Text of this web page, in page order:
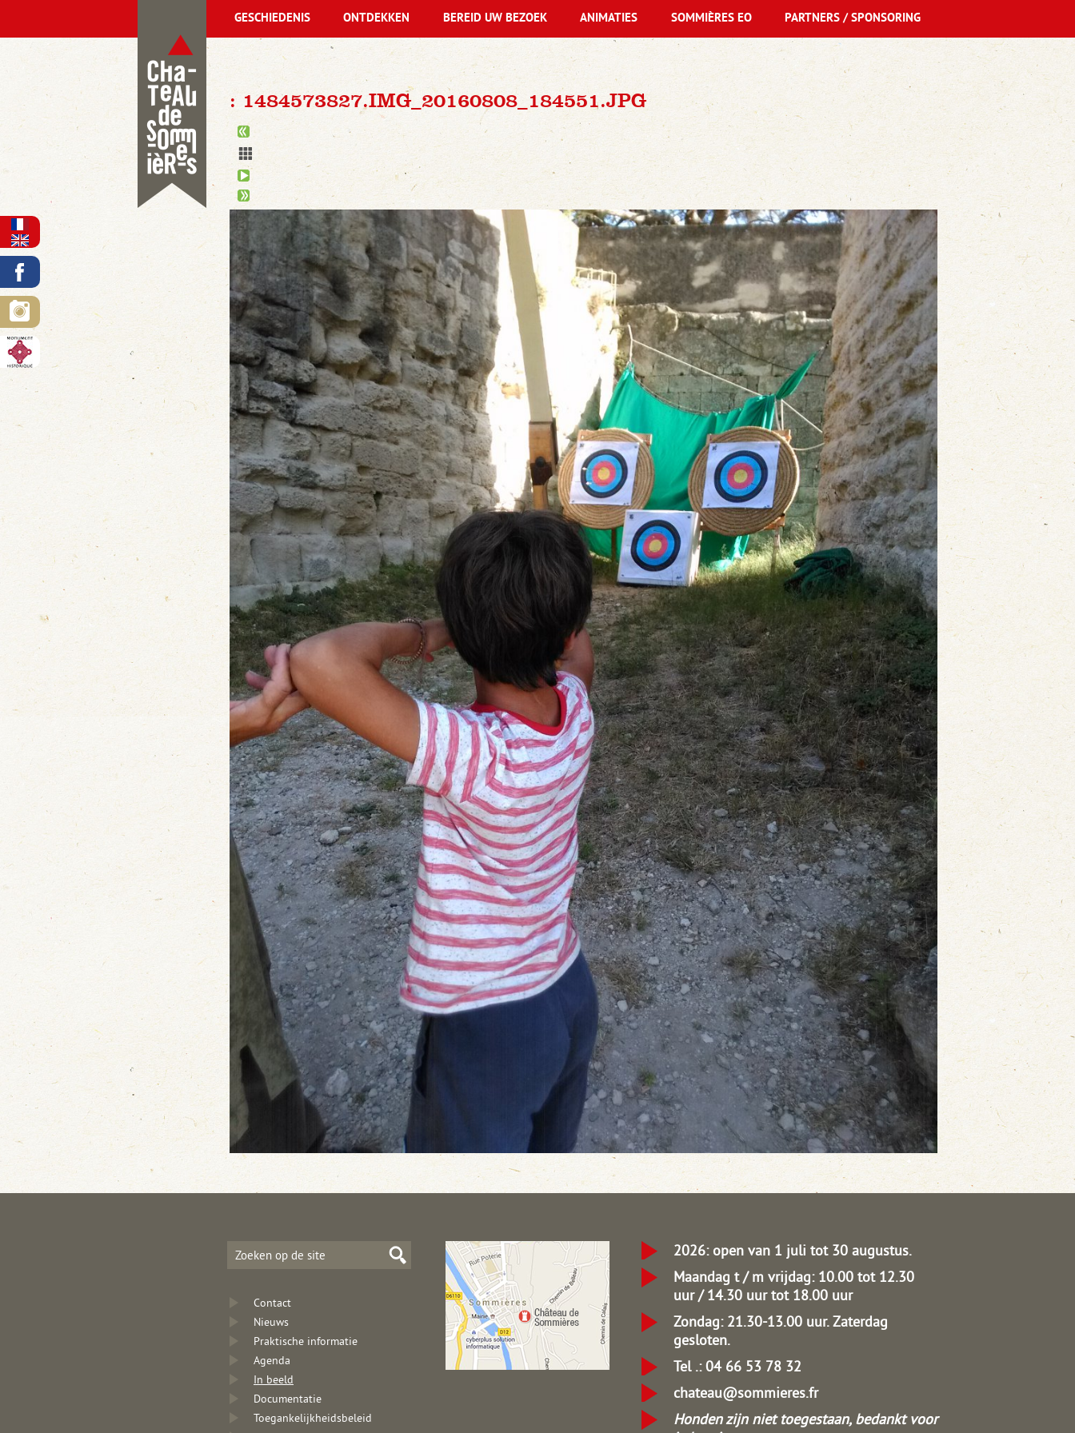
: 1484573827.IMG_20160808_184551.JPG
GESCHIEDENIS ONTDEKKEN BEREID UW BEZOEK ANIMATIES SOMMIÈRES EO PARTNERS / SPONSORING
Contact
Nieuws
Praktische informatie
Agenda
In beeld
Documentatie
Toegankelijkheidsbeleid
2026: open van 1 juli tot 30 augustus.
Maandag t / m vrijdag: 10.00 tot 12.30
uur / 14.30 uur tot 18.00 uur
Zondag: 21.30-13.00 uur.Zaterdag
gesloten.
Tel .: 04 66 53 78 32
chateau@sommieres.fr
Honden zijn niet toegestaan, bedankt voor